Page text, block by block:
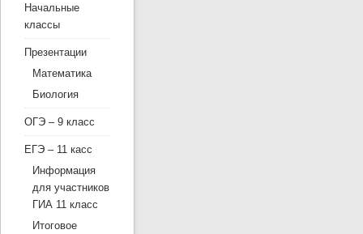
Начальные
классы
Презентации
Математика
Биология
ОГЭ – 9 класс
ЕГЭ – 11 касс
Информация
для участников
ГИА 11 класс
Итоговое